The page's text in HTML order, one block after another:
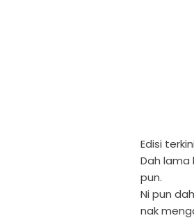
Edisi
Dah
pun.
Ni pun
nak